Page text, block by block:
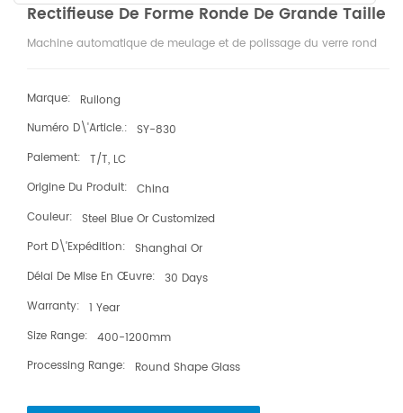
Rectifieuse De Forme Ronde De Grande Taille
Machine automatique de meulage et de polissage du verre rond
Marque:
Ruilong
Numéro D\'article.: SY-830
Paiement: T/T, LC
Origine Du Produit: China
Couleur: Steel Blue Or Customized
Port D\'expédition: Shanghai Or
Délai De Mise En Œuvre:
30 Days
Warranty: 1 Year
Size Range: 400-1200mm
Processing Range:
Round Shape Glass